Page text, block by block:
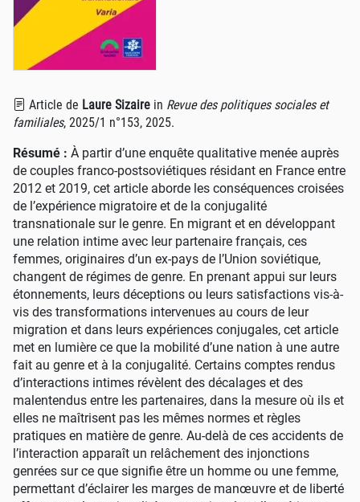
Article de Laure Sizaire in Revue des politiques sociales et
familiales, 2025/1 n°153, 2025.
Résumé : À partir d’une enquête qualitative menée auprès
de couples franco-postsoviétiques résidant en France entre
2012 et 2019, cet article aborde les conséquences croisées
de l’expérience migratoire et de la conjugalité
transnationale sur le genre. En migrant et en développant
une relation intime avec leur partenaire français, ces
femmes, originaires d’un ex-pays de l’Union soviétique,
changent de régimes de genre. En prenant appui sur leurs
étonnements, leurs déceptions ou leurs satisfactions vis-à-
vis des transformations intervenues au cours de leur
migration et dans leurs expériences conjugales, cet article
met en lumière ce que la mobilité d’une nation à une autre
fait au genre et à la conjugalité. Certains comptes rendus
d’interactions intimes révèlent des décalages et des
malentendus entre les partenaires, dans la mesure où ils et
elles ne maîtrisent pas les mêmes normes et règles
pratiques en matière de genre. Au-delà de ces accidents de
l’interaction apparaît un relâchement des injonctions
genrées sur ce que signifie être un homme ou une femme,
permettant d’éclairer les marges de manœuvre et de liberté